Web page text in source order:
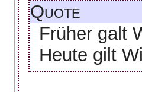
Quote
Früher galt
Heute gilt